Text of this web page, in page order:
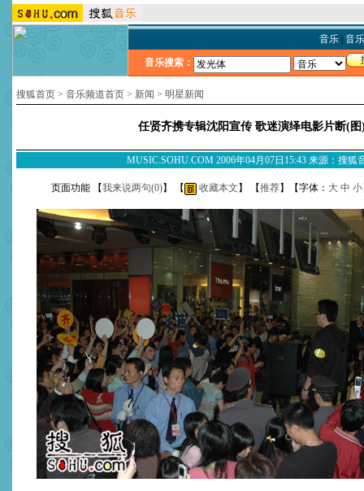
音乐| 音
音乐搜索：
搜狐首页 > 音乐频道首页 > 新闻 > 明星新闻
任贤齐携专辑沈阳宣传 歌迷演绎电影片断(图
MUSIC.SOHU.COM 2006年04月07日15:43 来源：搜狐
页面功能 【我来说两句(0)】 【 收藏本文 】 【推荐】【字体： 大 中 小